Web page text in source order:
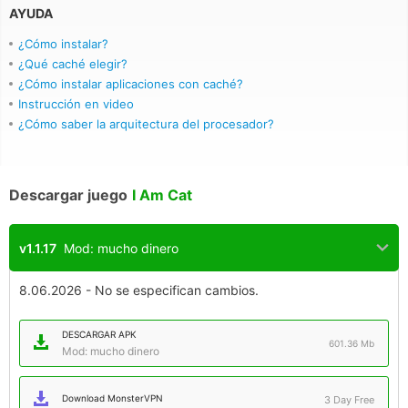
AYUDA
¿Cómo instalar?
¿Qué caché elegir?
¿Cómo instalar aplicaciones con caché?
Instrucción en video
¿Cómo saber la arquitectura del procesador?
Descargar juego I Am Cat
v1.1.17 Mod: mucho dinero
8.06.2026 - No se especifican cambios.
DESCARGAR APK
Mod: mucho dinero
601.36 Mb
Download MonsterVPN 3 Day Free